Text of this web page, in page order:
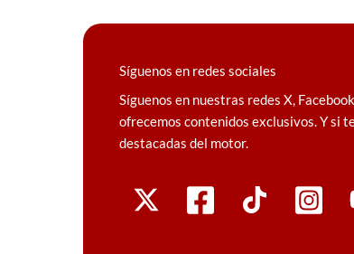
Síguenos en redes sociales
Síguenos en nuestras redes X,
ofrecemos contenidos exclusivos. Y si
destacadas del motor.